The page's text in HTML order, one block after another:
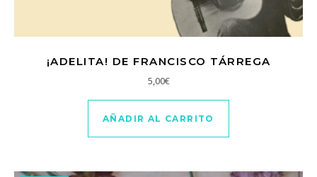
¡ADELITA! DE FRANCISCO TÁRREGA
5,00€
AÑADIR AL CARRITO